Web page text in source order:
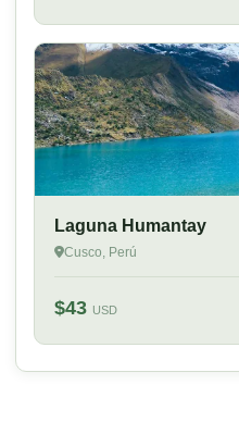
Laguna Humantay
Cusco, Perú
$43 USD